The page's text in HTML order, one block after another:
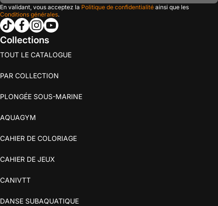
En validant, vous acceptez la Politique de confidentialité ainsi que les
Conditions générales.
tiktokcom/@les_editions_agitees
facebookcom/leseditionsagitees/
instagramcom/les_editions_agitees/
youtubecom/@leseditionsagitees
Collections
TOUT LE CATALOGUE
PAR COLLECTION
PLONGÉE SOUS-MARINE
AQUAGYM
CAHIER DE COLORIAGE
CAHIER DE JEUX
CANIVTT
DANSE SUBAQUATIQUE